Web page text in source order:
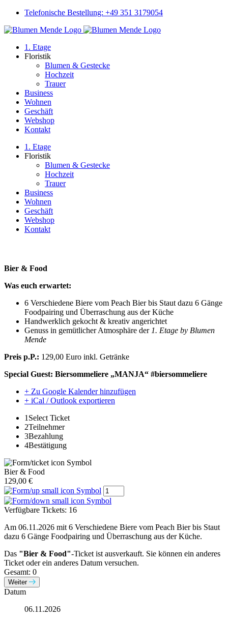
Skip
content
Telefonische Bestellung: +49 351 3179054
Instagram
1. Etage
Floristik
Blumen & Gestecke
Hochzeit
Trauer
Business
Wohnen
Geschäft
Webshop
Kontakt
1. Etage
Floristik
Blumen & Gestecke
Hochzeit
Trauer
Business
Wohnen
Geschäft
Webshop
Kontakt
Bier & Food
Was euch erwartet:
6 Verschiedene Biere vom Peach Bier bis Staut dazu 6 Gänge
Foodpairing und Überraschung aus der Küche
Handwerklich gekocht & kreativ angerichtet
Genuss in gemütlicher Atmosphäre der1. Etage by Blumen
Mende
Preis p.P.: 129,00 Euro inkl. Getränke
Special Guest: Biersommeliere „MANJA“ #biersommeliere
+ Zu Google Kalender hinzufügen
+ iCal / Outlook exportieren
1Select Ticket
2Teilnehmer
3Bezahlung
4Bestätigung
Bier & Food
129,00 €
Verfügbare Tickets: 16
Am 06.11.2026 mit 6 Verschiedene Biere vom Peach Bier bis Staut
dazu 6 Gänge Foodpairing und Überraschung aus der Küche.
Das "Bier & Food"-Ticket ist ausverkauft. Sie können ein anderes
Ticket oder ein anderes Datum versuchen.
Gesamt: 0
Weiter
Datum
06.11.2026